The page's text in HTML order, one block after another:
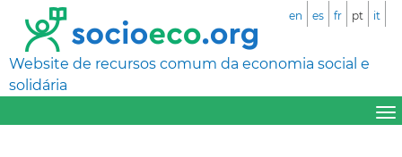
Website de recursos comum da economia social e
solidária
en es fr pt it